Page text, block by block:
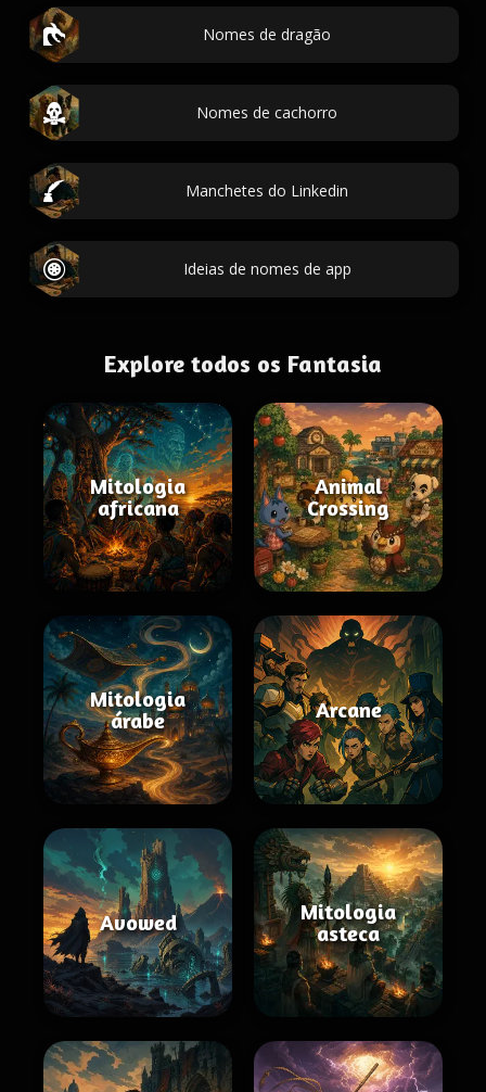
Nomes de dragão
Nomes de cachorro
Manchetes do Linkedin
Ideias de nomes de app
Explore todos os Fantasia
Mitologia
africana
Animal
Crossing
Mitologia
árabe
Arcane
Avowed
Mitologia
asteca